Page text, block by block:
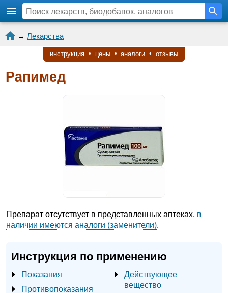
→ Лекарства
инструкция • цены • аналоги • отзывы
Рапимед
Препарат отсутствует в представленных аптеках, в
наличии имеются аналоги (заменители).
Инструкция по применению
Показания
Противопоказания
Действующее
вещество